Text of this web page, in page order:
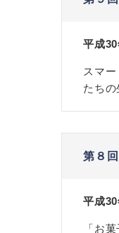
平成30
スマ
たち
第８
平成30
「お